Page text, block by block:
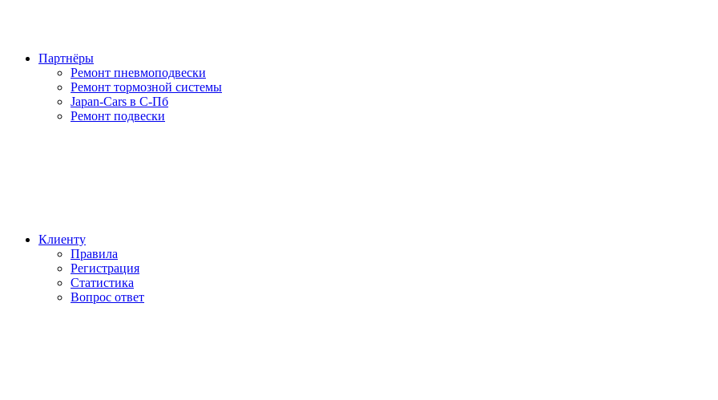
Партнёры
Ремонт пневмоподвески
Ремонт тормозной системы
Japan-Cars в С-Пб
Ремонт подвески
Клиенту
Правила
Регистрация
Статистика
Вопрос ответ